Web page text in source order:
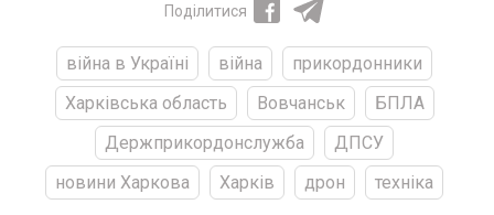
Поділитися
війна в Україні війна
прикордонники
Харківська область
Вовчанськ
БПЛА
Держприкордонслужба
ДПСУ
новини Харкова
Харків дрон техніка